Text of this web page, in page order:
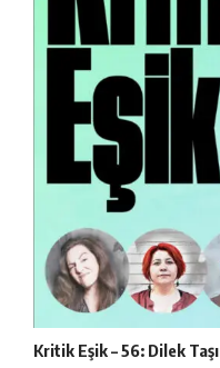
Kritik Eşik – 56: Dilek Taşı